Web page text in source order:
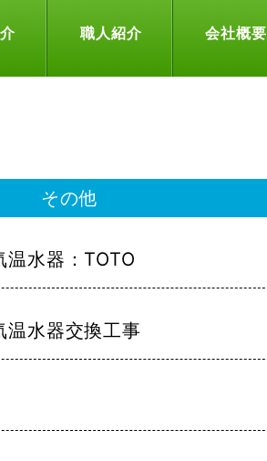
職人紹介 会社概要
その他
温水器：TOTO
温水器交換工事